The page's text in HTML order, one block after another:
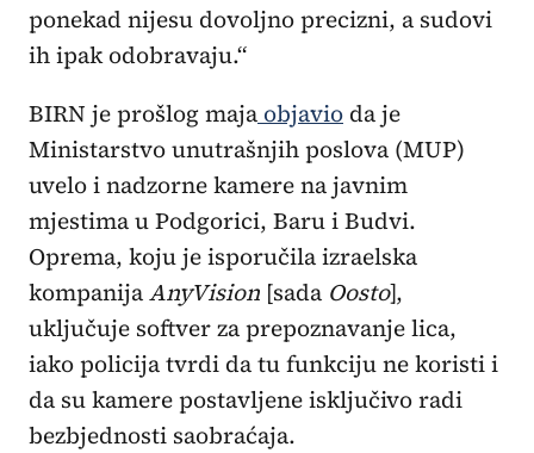
ponekad nijesu dovoljno precizni, a sudovi
ih ipak odobravaju.“
BIRN je prošlog maja objavio da je
Ministarstvo unutrašnjih poslova (MUP)
uvelo i nadzorne kamere na javnim
mjestima u Podgorici, Baru i Budvi.
Oprema, koju je isporučila izraelska
kompanijaAnyVision [sada Oosto],
uključuje softver za prepoznavanje lica,
iako policija tvrdi da tu funkciju ne koristi i
da su kamere postavljene isključivo radi
bezbjednosti saobraćaja.